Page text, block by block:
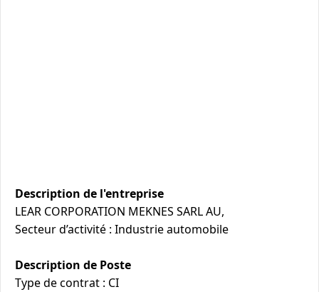
Description de l'entreprise
LEAR CORPORATION MEKNES SARL AU,
Secteur d’activité : Industrie automobile
Description de Poste
Type de contrat : CI